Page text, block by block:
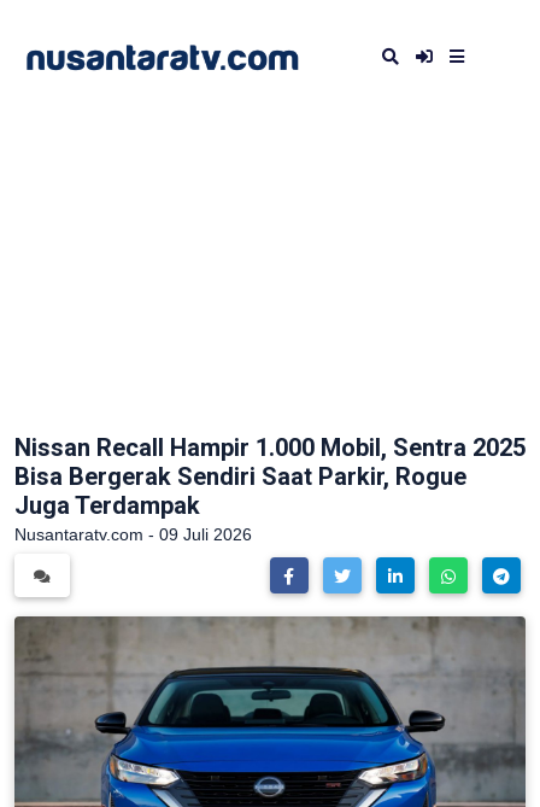
Nissan Recall Hampir 1.000 Mobil, Sentra 2025
Bisa Bergerak Sendiri Saat Parkir, Rogue
Juga Terdampak
Nusantaratv.com - 09 Juli 2026